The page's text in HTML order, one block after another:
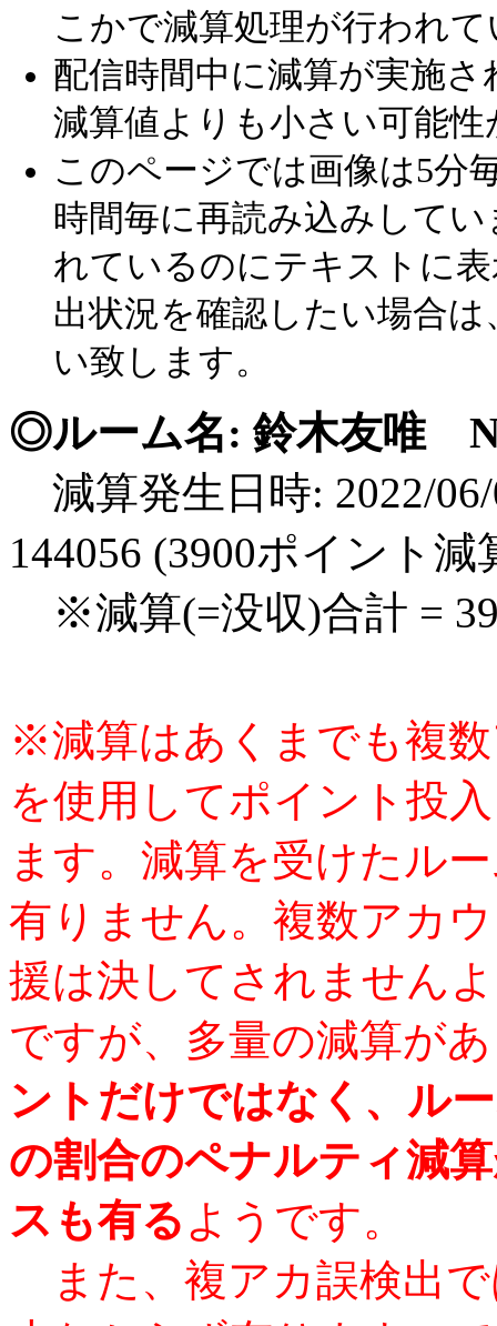
こかで減算処理が行われ
配信時間中に減算が実施
減算値よりも小さい可能
このページでは画像は5分
時間毎に再読み込みして
れているのにテキストに
出状況を確認したい場合
い致します。
◎ルーム名: 鈴木友唯
減算発生日時: 2022/
144056 (3900ポイント減
※減算(=没収)合計 =
※減算はあくまでも複
を使用してポイント投
ます。減算を受けたル
有りません。複数アカ
援は決してされません
ですが、多量の減算が
ントだけではなく、ル
の割合のペナルティ減
スも有る ようです。
また、複アカ誤検出